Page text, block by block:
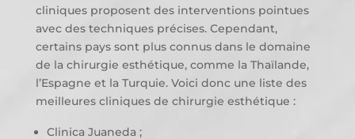
cliniques proposent des interventions pointues
avec des techniques précises. Cependant,
certains pays sont plus connus dans le domaine
de la chirurgie esthétique, comme la Thaïlande,
l’Espagne et la Turquie. Voici donc une liste des
meilleures cliniques de chirurgie esthétique :
Clinica Juaneda ;